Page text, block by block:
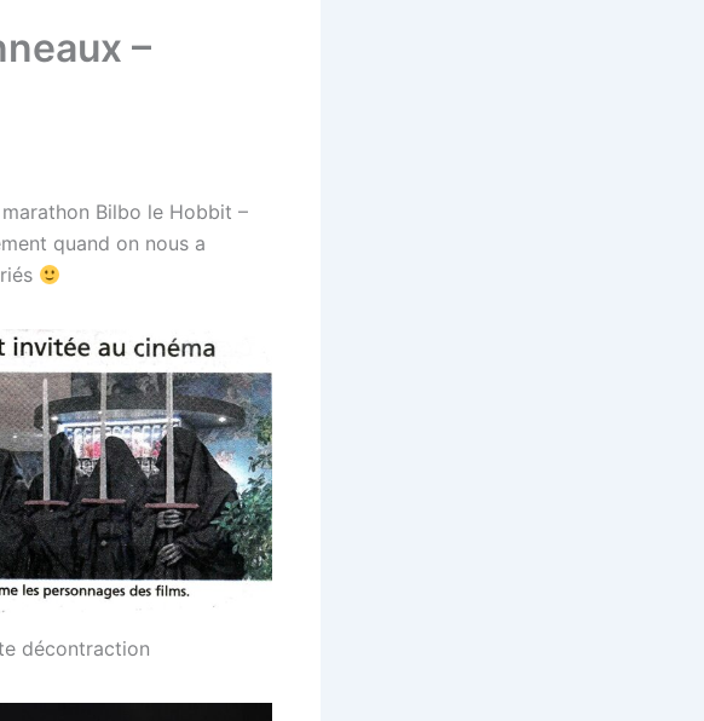
–
Bilbo le Hobbit –
quand on nous a
décontraction